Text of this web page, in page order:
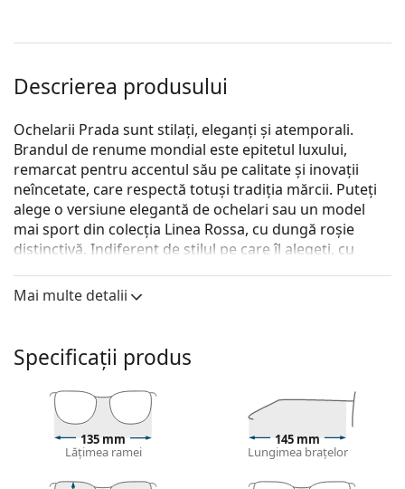
Descrierea produsului
Ochelarii Prada sunt stilați, eleganți și atemporali.
Brandul de renume mondial este epitetul luxului,
remarcat pentru accentul său pe calitate și inovații
neîncetate, care respectă totuși tradiția mărcii. Puteți
alege o versiune elegantă de ochelari sau un model
mai sport din colecția Linea Rossa, cu dungă roșie
distinctivă. Indiferent de stilul pe care îl alegeți, cu
Prada 0PR 20ZV 16K1O1
Descoperă cum ți se potrivesc acești ochelari de
vedere cu ajutorul funcției Probează ochelari de
vedere virtual.
Ramă ochelari
Culoarea neagră a ramei se potrivește perfect cu un
Mai multe detalii
Specificații produs
135 mm
Lățimea ramei
145 mm
Lungimea brațelor